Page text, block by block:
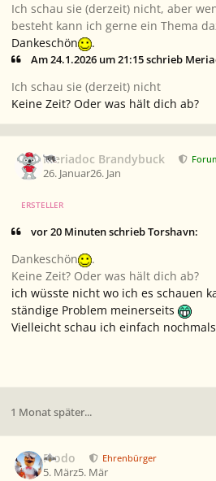
Ich schau sie (derzeit) nicht, aber
besteht kann ich gerne ein Thema
Dankeschön
.
Am 24.1.2026 um 21:15 schrieb
Ich schau sie (derzeit) nicht
Keine Zeit? Oder was hält dich ab?
Meriadoc Brandybuck
26. Januar26. Jan
ERSTELLER
vor 20 Minuten schrieb Torshavn:
Dankeschön
.
Keine Zeit? Oder was hält dich ab?
ich wüsste nicht wo ich es schauen
ständige Problem meinerseits
Vielleicht schau ich einfach
1 Monat später...
Frodo Ehrenbürger
5. März5. Mär